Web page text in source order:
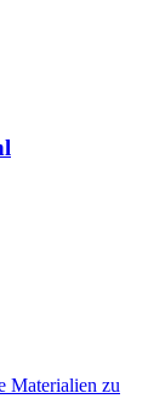
Materialien zu